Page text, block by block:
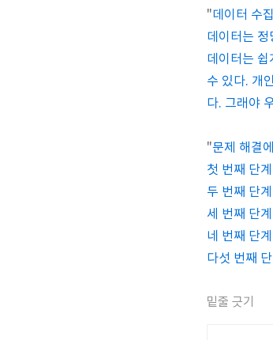
"데이터 수
데이터는
데이터는
수 있다. 개
다. 그래야
"문제 해결
첫 번째 단
두 번째 단
세 번째 단
네 번째 단
다섯 번째
밑줄 긋기